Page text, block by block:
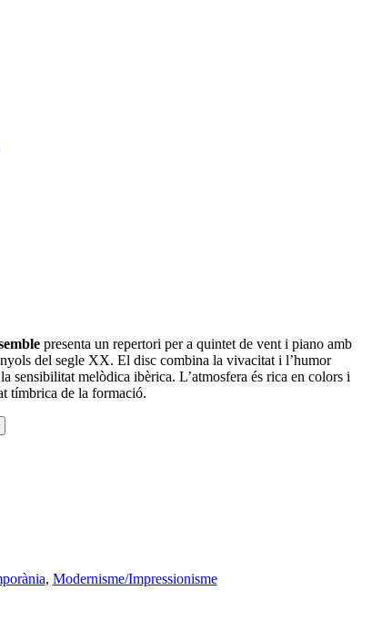
presenta un repertori per a quintet de vent i piano amb
del segle XX. El disc combina la vivacitat i l’humor
sensibilitat melòdica ibèrica. L’atmosfera és rica en colors i
tímbrica de la formació.
, Modernisme/Impressionisme